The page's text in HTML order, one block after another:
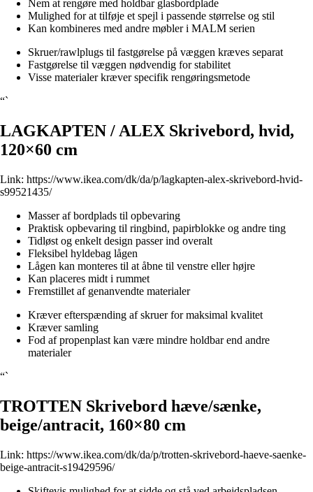
Nem at rengøre med holdbar glasbordplade
Mulighed for at tilføje et spejl i passende størrelse og stil
Kan kombineres med andre møbler i MALM serien
Skruer/rawlplugs til fastgørelse på væggen kræves separat
Fastgørelse til væggen nødvendig for stabilitet
Visse materialer kræver specifik rengøringsmetode
“`
LAGKAPTEN / ALEX Skrivebord, hvid,
120×60 cm
Link: https://www.ikea.com/dk/da/p/lagkapten-alex-skrivebord-hvid-
s99521435/
Masser af bordplads til opbevaring
Praktisk opbevaring til ringbind, papirblokke og andre ting
Tidløst og enkelt design passer ind overalt
Fleksibel hyldebag lågen
Lågen kan monteres til at åbne til venstre eller højre
Kan placeres midt i rummet
Fremstillet af genanvendte materialer
Kræver efterspænding af skruer for maksimal kvalitet
Kræver samling
Fod af propenplast kan være mindre holdbar end andre
materialer
“`
TROTTEN Skrivebord hæve/sænke,
beige/antracit, 160×80 cm
Link: https://www.ikea.com/dk/da/p/trotten-skrivebord-haeve-saenke-
beige-antracit-s19429596/